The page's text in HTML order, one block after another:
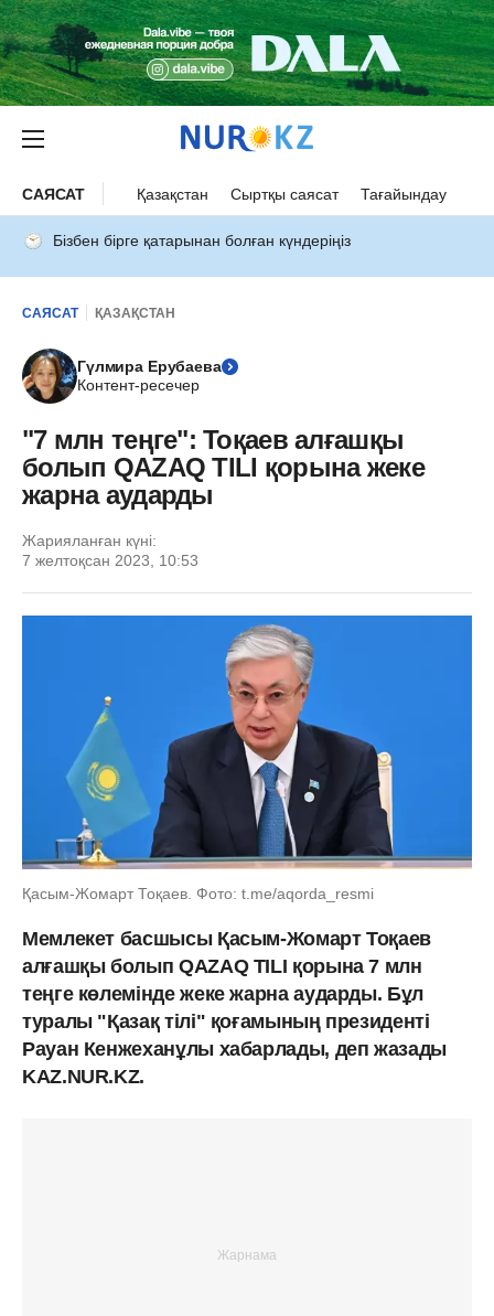
САЯСАТ Қазақстан Сыртқы саясат Тағайындау
Бізбен бірге қатарынан болған күндеріңіз
САЯСАТ ҚАЗАҚСТАН
Гүлмира Ерубаева
Контент-ресечер
"7 млн теңге": Тоқаев алғашқы
болып QAZAQ TILI қорына жеке
жарна аударды
Жарияланған күні:
7 желтоқсан 2023, 10:53
Қасым-Жомарт Тоқаев. Фото: t.me/aqorda_resmi
Мемлекет басшысы Қасым-Жомарт Тоқаев
алғашқы болып QAZAQ TILI қорына 7 млн
теңге көлемінде жеке жарна аударды. Бұл
туралы "Қазақ тілі" қоғамының президенті
Рауан Кенжеханұлы хабарлады, деп жазады
KAZ.NUR.KZ.